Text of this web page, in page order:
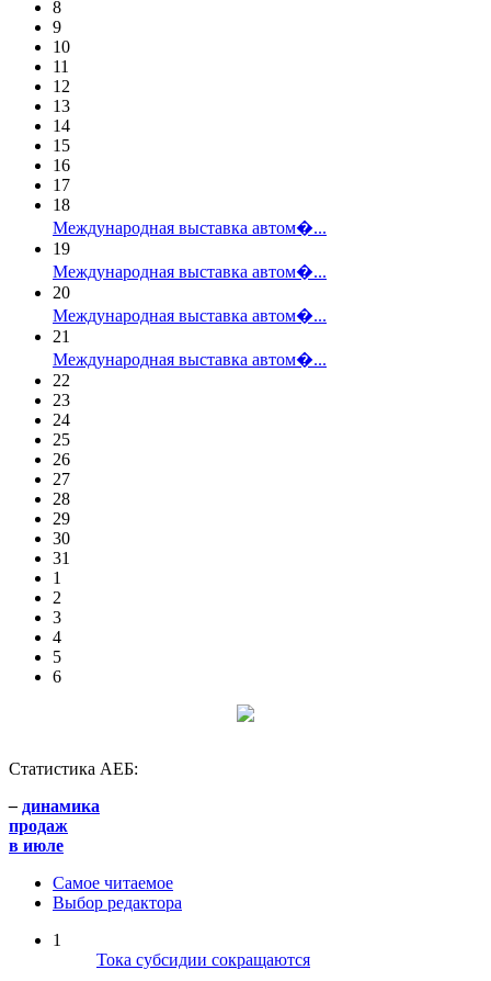
8
9
10
11
12
13
14
15
16
17
18
Международная выставка автом�...
19
Международная выставка автом�...
20
Международная выставка автом�...
21
Международная выставка автом�...
22
23
24
25
26
27
28
29
30
31
1
2
3
4
5
6
Статистика АЕБ:
– динамика
продаж
в июле
Самое читаемое
Выбор редактора
1
Тока субсидии сокращаются